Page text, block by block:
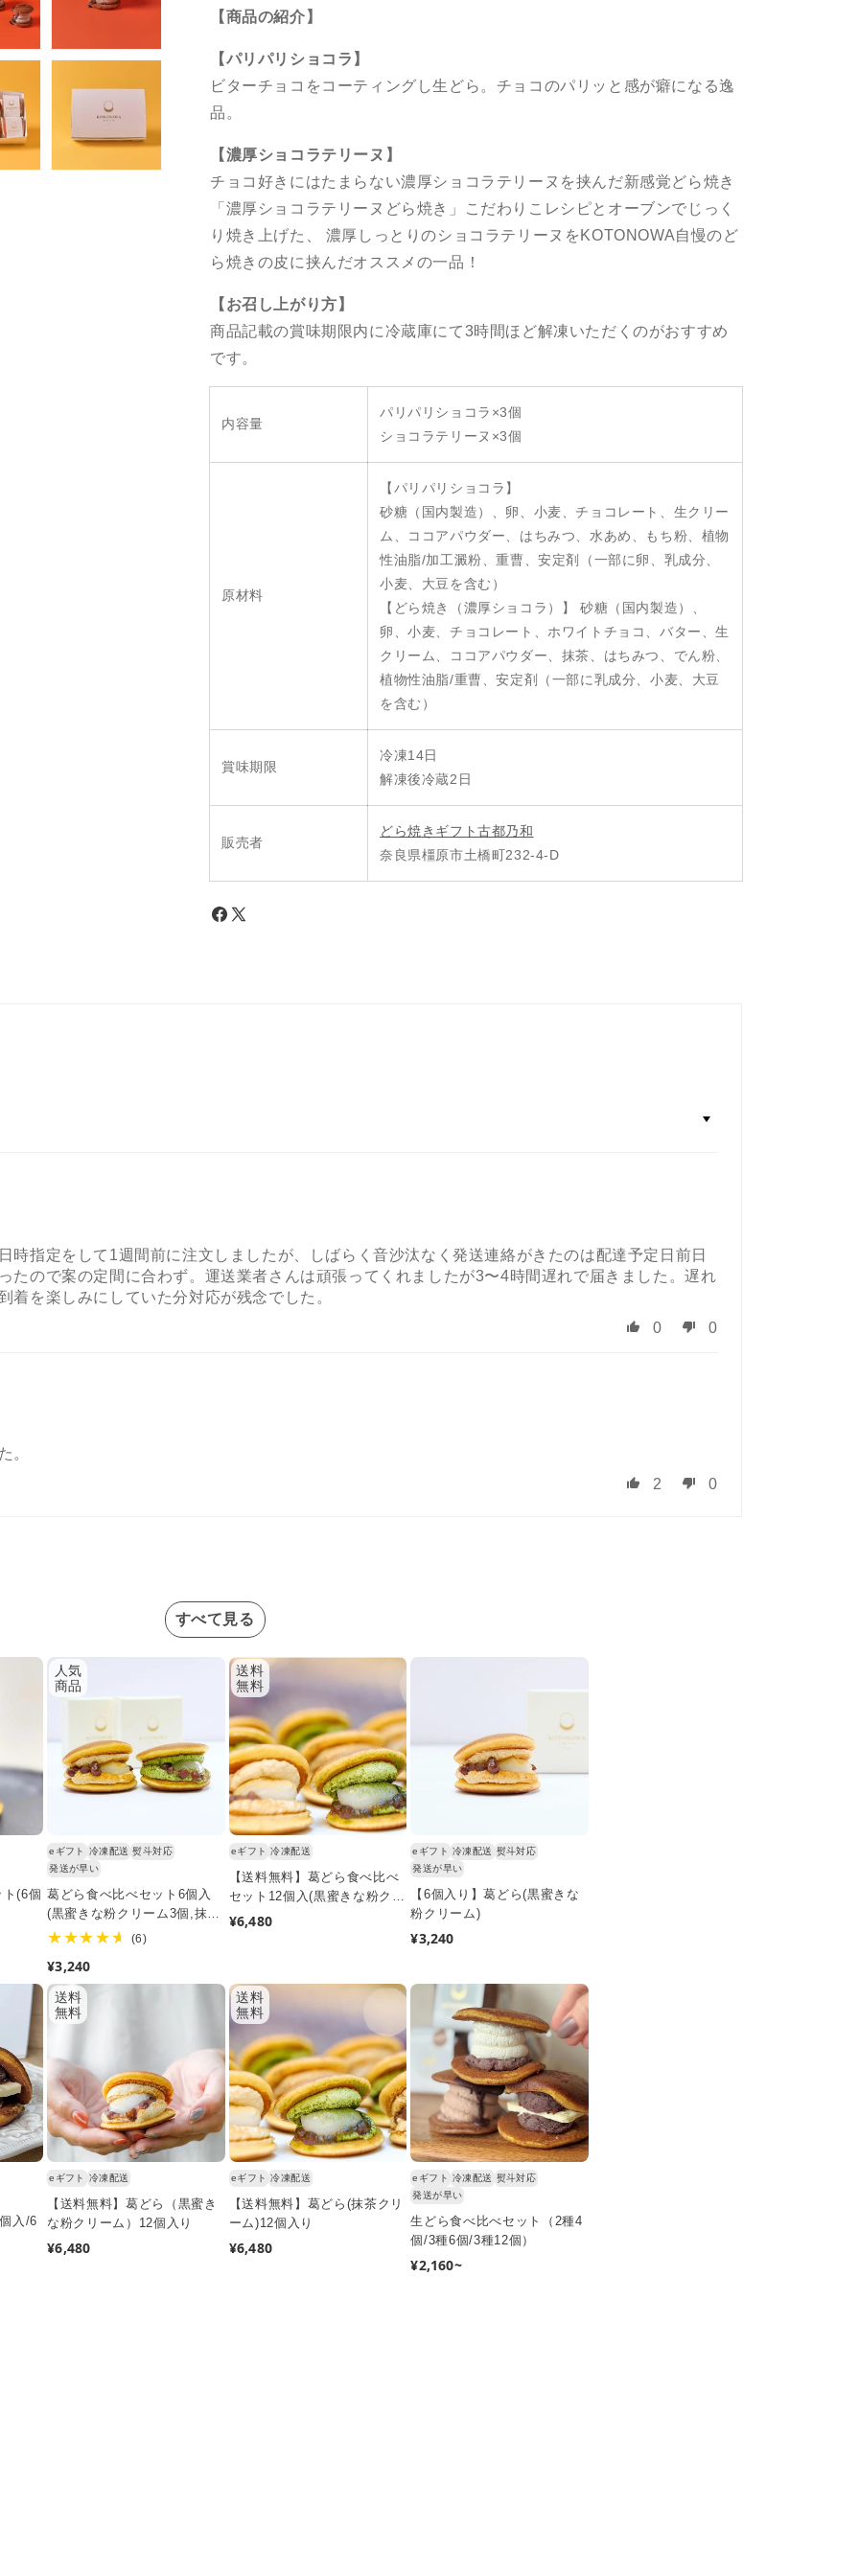
6
の
数
減
ら
す
の
数
増
や
す
【商品の紹介】
【パリパリショコラ】
ビターチョコをコーティングし生どら。チョコのパリッと感が癖になる逸
品。
【濃厚ショコラテリーヌ】
チョコ好きにはたまらない濃厚ショコラテリーヌを挟んだ新感覚どら焼き
「濃厚ショコラテリーヌどら焼き」こだわりこレシピとオーブンでじっく
り焼き上げた、 濃厚しっとりのショコラテリーヌをKOTONOWA自慢のど
ら焼きの皮に挟んだオススメの一品！
【お召し上がり方】
商品記載の賞味期限内に冷蔵庫にて3時間ほど解凍いただくのがおすすめ
です。
内容量
パリパリショコラ×3個
ショコラテリーヌ×3個
原材料
【パリパリショコラ】
砂糖（国内製造）、卵、小麦、チョコレート、生クリー
ム、ココアパウダー、はちみつ、水あめ、もち粉、植物
性油脂/加工澱粉、重曹、安定剤（一部に卵、乳成分、
小麦、大豆を含む）
【どら焼き（濃厚ショコラ）】 砂糖（国内製造）、
卵、小麦、チョコレート、ホワイトチョコ、バター、生
クリーム、ココアパウダー、抹茶、はちみつ、でん粉、
植物性油脂/重曹、安定剤（一部に乳成分、小麦、大豆
を含む）
賞味期限
冷凍14日
解凍後冷蔵2日
販売者
どら焼きギフト古都乃和
奈良県橿原市土橋町232‐4‐D
時指定をして1週間前に注文しましたが、しばらく音沙汰なく発送連絡がきたのは配達予定日前日
ので案の定間に合わず。運送業者さんは頑張ってくれましたが3〜4時間遅れで届きました。遅れ
着を楽しみにしていた分対応が残念でした。
0
0
。
2
0
すべて見る
(6個
人気
商品
eギフト 冷凍配送 熨斗対応
発送が早い
葛どら食べ比べセット6個入
(黒蜜きな粉クリーム3個,抹茶
クリーム3個)
(6)6
ュ
通
常
価
¥3,240
送料
無料
eギフト 冷凍配送
【送料無料】葛どら食べ比べ
セット12個入(黒蜜きな粉クリ
ーム6個・抹茶クリーム6個)
通
格
¥6,480
eギフト 冷凍配送 熨斗対応
発送が早い
【6個入り】葛どら(黒蜜きな
粉クリーム)
通
¥3,240
入/6
送料
無料
eギフト 冷凍配送
【送料無料】葛どら（黒蜜き
な粉クリーム）12個入り
通
¥6,480
送料
無料
eギフト 冷凍配送
【送料無料】葛どら(抹茶クリ
ーム)12個入り
通
¥6,480
eギフト 冷凍配送 熨斗対応
発送が早い
生どら食べ比べセット（2種4
個/3種6個/3種12個）
通
¥2,160~